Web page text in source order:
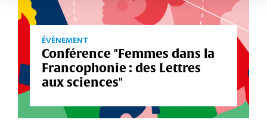
ÉVÈNEMENT
Conférence "Femmes dans la
Francophonie : des Lettres
aux sciences"